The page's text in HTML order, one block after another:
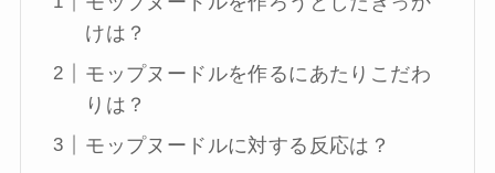
けは？
モップヌードルを作るにあたりこだわ
りは？
モップヌードルに対する反応は？